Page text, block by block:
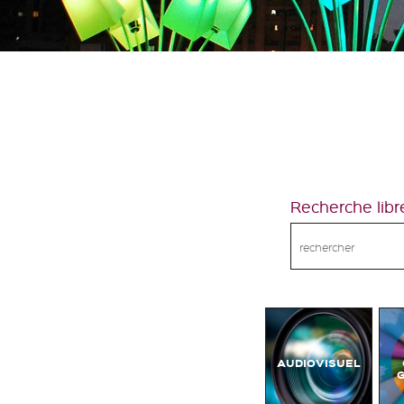
Recherche
AUDIOVISUEL